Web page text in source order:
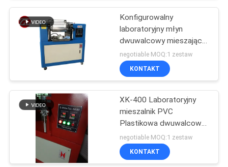
Maszyna do
testowania
tekstyliów
Maszyna do
testowania kabli
Konfigurowalny
laboratoryjny młyn
dwuwalcowy mieszający
elektryczny mieszalnik
gumy i tworzywa
sztucznego
negotiable MOQ:1 zestaw
KONTAKT
XK-400 Laboratoryjny
mieszalnik PVC
Plastikowa dwuwalcowa
mieszarka gumowa
negotiable MOQ:1 zestaw
KONTAKT